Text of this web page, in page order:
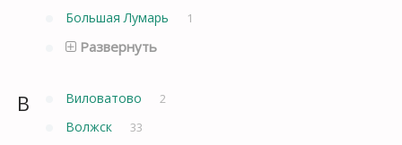
Большая Лумарь 1
Развернуть
В Виловатово 2
Волжск 33